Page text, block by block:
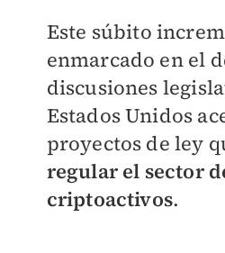
Este súbito
enmarcado en el
discusiones
Estados Unidos
proyectos de ley
regular el sector
criptoactivos.